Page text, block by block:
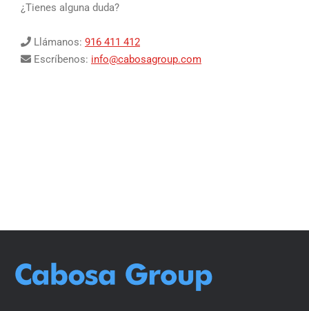
¿Tienes alguna duda?
Llámanos: 916 411 412
Escríbenos: info@cabosagroup.com